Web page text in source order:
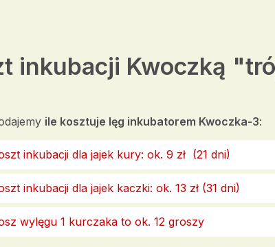
inkubacji Kwoczką
ile kosztuje lęg inkubatorem Kwoczka-3:
inkubacji dla jajek kury: ok. 9 zł (21 dni)
inkubacji dla jajek kaczki: ok. 13 zł (31 dni)
wylęgu 1 kurczaka to ok. 12 groszy